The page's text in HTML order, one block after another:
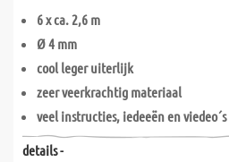
6 x ca. 2,6 m
Ø 4 mm
cool leger uiterlijk
zeer veerkrachtig materiaal
veel instructies, iedeeën en viedeo´s
details -